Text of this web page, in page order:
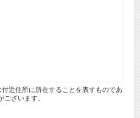
近住所に所在することを表すものであ
ざいます。